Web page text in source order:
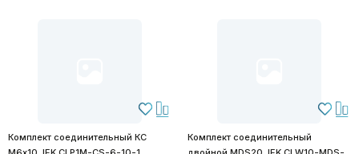
Комплект соединительный КС
Комплект соединительный